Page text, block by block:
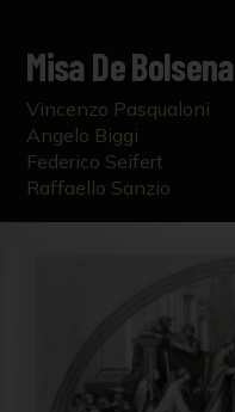
Misa De Bolsena
Vincenzo Pasqualoni
Angelo Biggi
Federico Seifert
Raffaello Sanzio